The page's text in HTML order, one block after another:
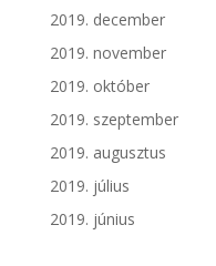
2019. december
2019. november
2019. október
2019. szeptember
2019. augusztus
2019. július
2019. június